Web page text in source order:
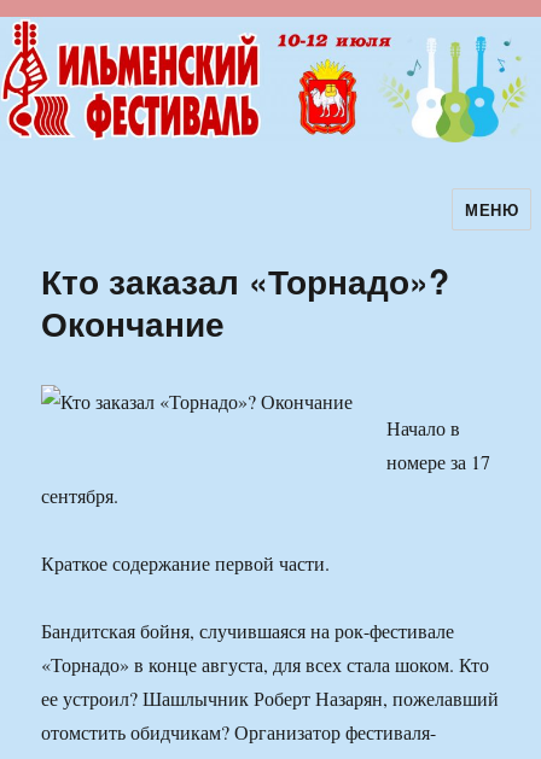
Ильменский фестиваль авторскойМЕНЮ
Кто заказал «Торнадо»?
Окончание
Начало в
номере за 17
сентября.
Краткое содержание первой части.
Бандитская бойня, случившаяся на рок-фестивале
«Торнадо» в конце августа, для всех стала шоком. Кто
ее устроил? Шашлычник Роберт Назарян, пожелавший
отомстить обидчикам? Организатор фестиваля-